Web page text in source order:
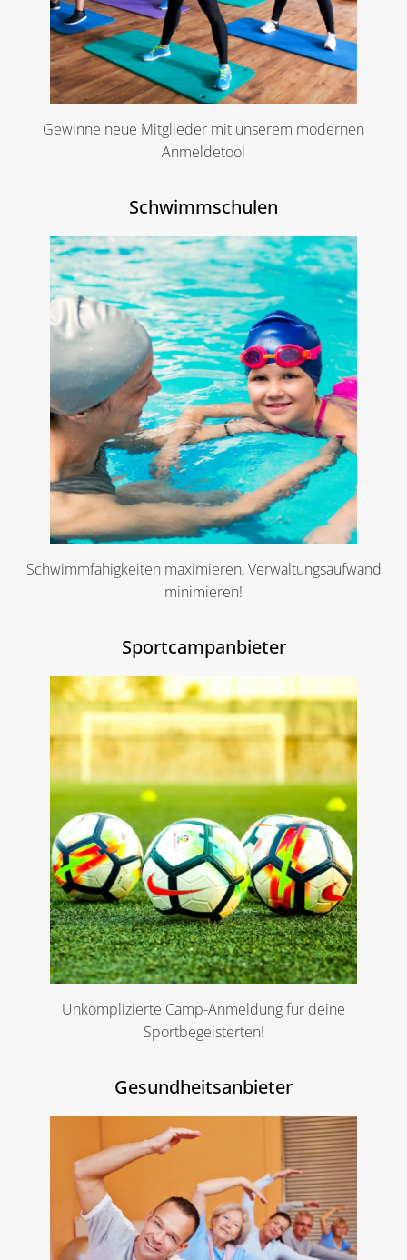
Gewinne neue Mitglieder mit unserem modernen
Anmeldetool
Schwimmschulen
Schwimmfähigkeiten maximieren, Verwaltungsaufwand
minimieren!
Sportcampanbieter
Unkomplizierte Camp-Anmeldung für deine
Sportbegeisterten!
Gesundheitsanbieter